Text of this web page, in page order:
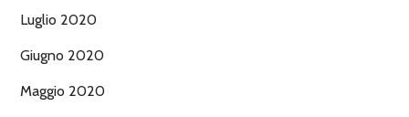
Luglio 2020
Giugno 2020
Maggio 2020